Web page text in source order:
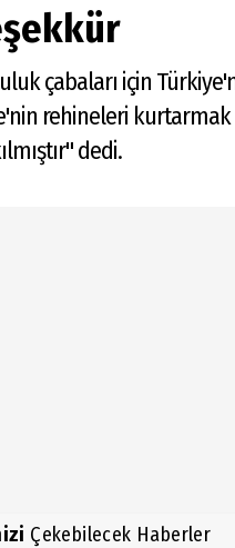
çabaları için
rehineleri kurtarmak
dedi.
Çekebilecek Haberler